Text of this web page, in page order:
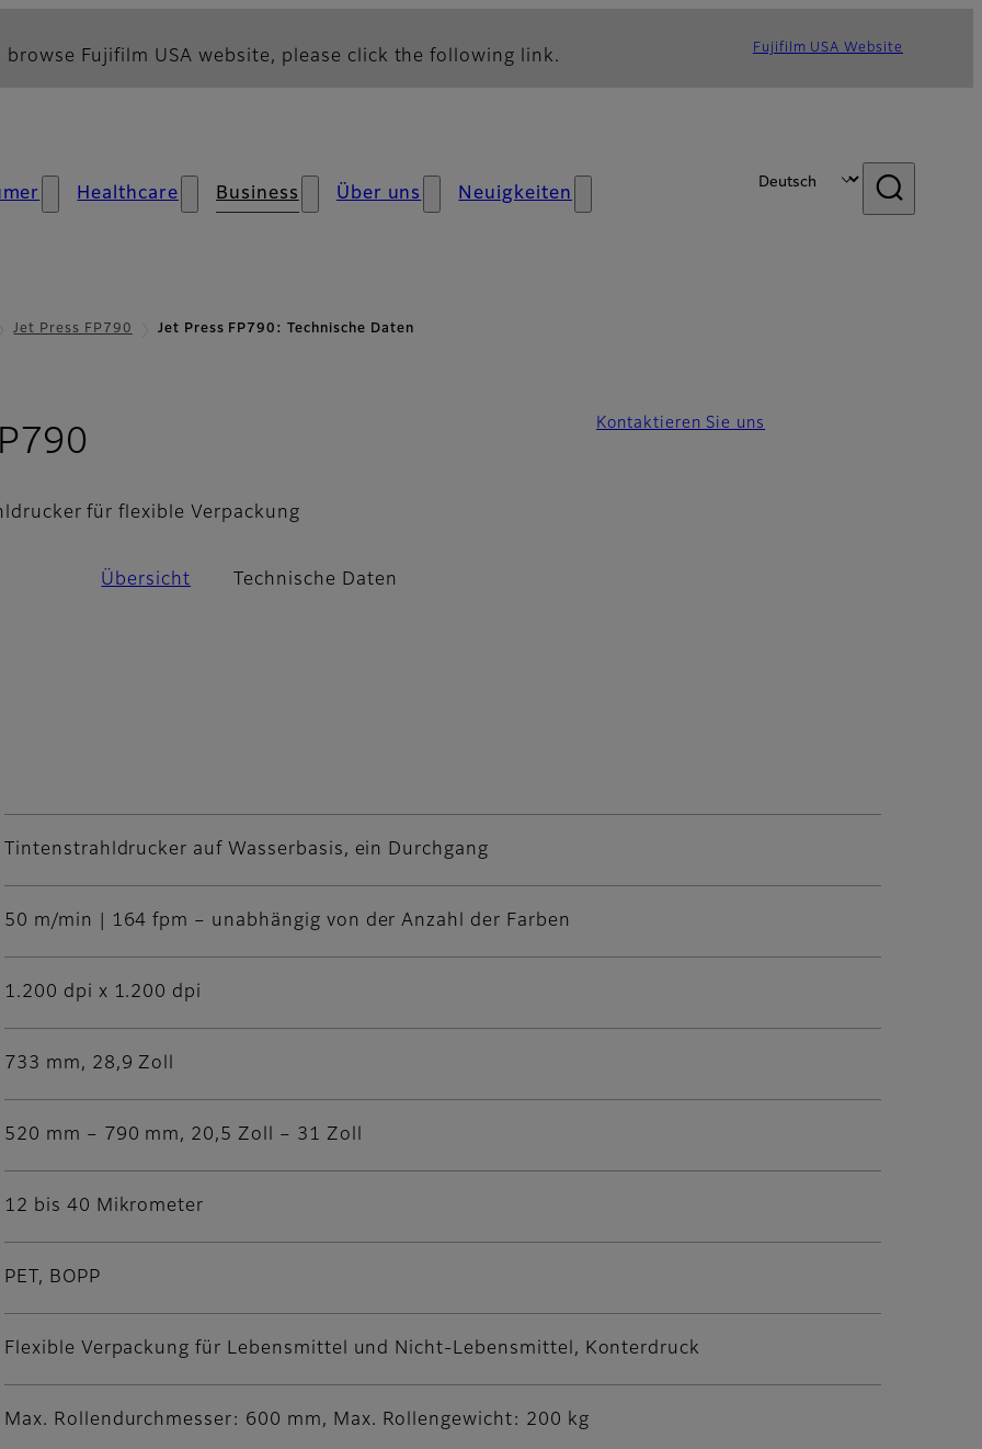
Fujifilm USA website, please click the following link. Fujifilm USA Website
Healthcare Business Über uns Neuigkeiten
Jet Press FP790 Jet Press FP790: Technische Daten
für flexible Verpackung
Kontaktieren Sie uns
Übersicht Technische Daten
Tintenstrahldrucker auf Wasserbasis, ein Durchgang
50 m/min | 164 fpm – unabhängig von der Anzahl der Farben
1.200 dpi x 1.200 dpi
733 mm, 28,9 Zoll
520 mm – 790 mm, 20,5 Zoll – 31 Zoll
12 bis 40 Mikrometer
PET, BOPP
Flexible Verpackung für Lebensmittel und Nicht-Lebensmittel, Konterdruck
Max. Rollendurchmesser: 600 mm, Max. Rollengewicht: 200 kg